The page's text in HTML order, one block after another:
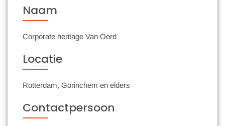
Naam
Corporate heritage Van Oord
Locatie
Rotterdam, Gorinchem en elders
Contactpersoon